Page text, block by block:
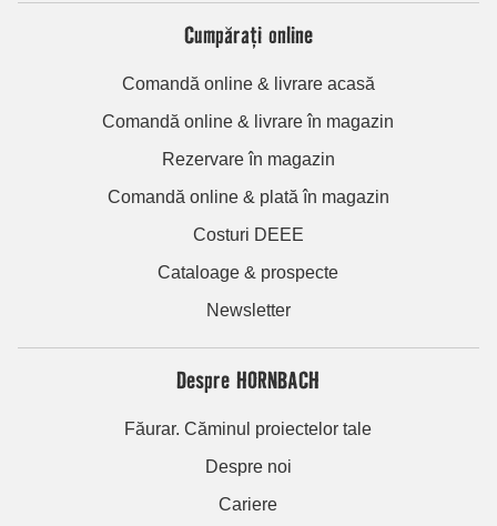
Cumpărați online
Comandă online & livrare acasă
Comandă online & livrare în magazin
Rezervare în magazin
Comandă online & plată în magazin
Costuri DEEE
Cataloage & prospecte
Newsletter
Despre HORNBACH
Făurar. Căminul proiectelor tale
Despre noi
Cariere